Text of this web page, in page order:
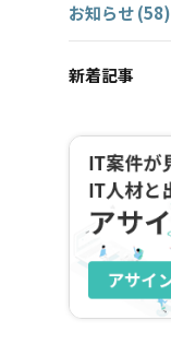
お知らせ(58)
新着記事